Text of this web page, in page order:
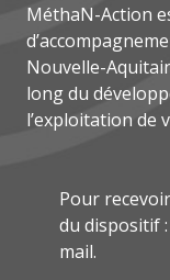
MéthaN-Action
Nouvelle-
long du
l’exploitation de
Pour
du dispositif
mail.